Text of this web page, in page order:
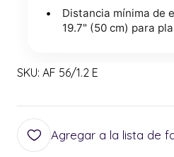
Distancia mínima de
19.7" (50 cm) para
SKU: AF 56/1.2 E
Agregar a la lista de